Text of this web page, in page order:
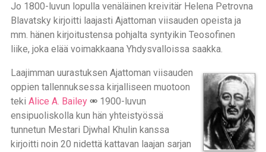
Jo 1800-luvun lopulla venäläinen kreivitär Helena Petrovna
Blavatsky kirjoitti laajasti Ajattoman viisauden opeista ja
mm. hänen kirjoitustensa pohjalta syntyikin Teosofinen
liike, joka elää voimakkaana Yhdysvalloissa saakka.
Laajimman uurastuksen Ajattoman viisauden
oppien tallennuksessa kirjalliseen muotoon
teki Alice A. Bailey
1900-luvun
ensipuoliskolla kun hän yhteistyössä
tunnetun Mestari Djwhal Khulin kanssa
kirjoitti noin 20 nidettä kattavan laajan sarjan